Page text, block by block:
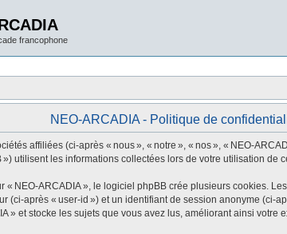
francophone
NEO-ARCADIA - Politique de
affiliées (ci-après « nous », « notre », « nos », « NEO-
utilisent les informations collectées lors de votre utilisation de
NEO-ARCADIA », le logiciel phpBB crée plusieurs cookies.
après « user-id ») et un identifiant de session anonyme (ci-
» et stocke les sujets que vous avez lus, améliorant ainsi votre